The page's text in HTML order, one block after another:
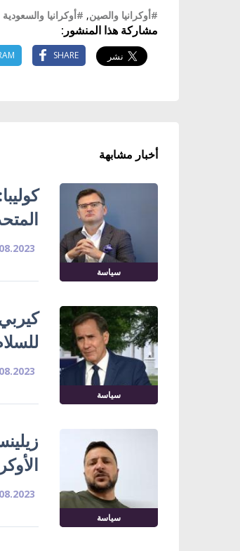
#أوكرانيا والصين, #أوكرانيا والسعودية
مشاركة هذا المنشور:
SHARE
أخبار مشابهة
سياسة
سياسة
سياسة